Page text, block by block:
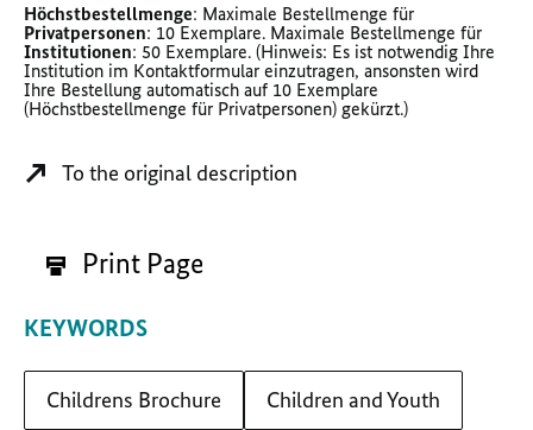
Höchstbestellmenge: Maximale Bestellmenge für
Privatpersonen: 10 Exemplare. Maximale Bestellmenge für
Institutionen: 50 Exemplare. (Hinweis: Es ist notwendig Ihre
Institution im Kontaktformular einzutragen, ansonsten wird
Ihre Bestellung automatisch auf 10 Exemplare
(Höchstbestellmenge für Privatpersonen) gekürzt.)
To the original description
Print Page
KEYWORDS
Childrens Brochure Children and Youth